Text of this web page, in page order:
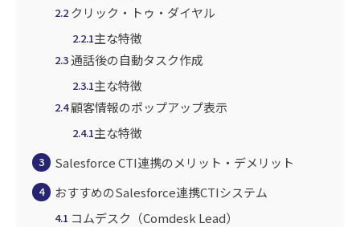
2.2 クリック・トゥ・ダイヤル
2.2.1主な特徴
2.3通話後の自動タスク作成
2.3.1主な特徴
2.4 顧客情報のポップアップ表示
2.4.1主な特徴
3 Salesforce CTI連携のメリット・デメリット
4 おすすめのSalesforce連携CTIシステム
4.1 コムデスク（Comdesk Lead）